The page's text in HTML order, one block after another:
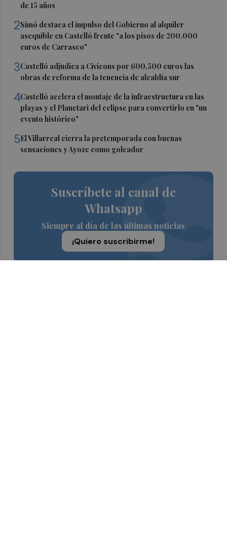
de 15 años
2Simó destaca el impulso del Gobierno al alquiler
asequible en Castelló frente "a los pisos de 200.000
euros de Carrasco"
3Castelló adjudica a Civicons por 600.500 euros las
obras de reforma de la tenencia de alcaldía sur
4Castelló acelera el montaje de la infraestructura en las
playas y el Planetari del eclipse para convertirlo en "un
evento histórico"
5El Villarreal cierra la pretemporada con buenas
sensaciones y Ayoze como goleador
Suscríbete al canal de
Whatsapp
Siempre al día de las últimas noticias
¡Quiero suscribirme!